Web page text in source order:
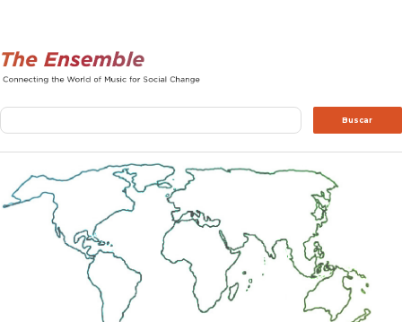
Buscar Buscar